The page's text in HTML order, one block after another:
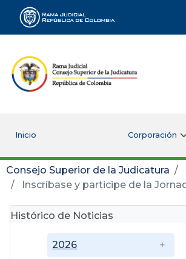
Rama Judicial
Inicio Corporación
Consejo Superior de la Judicatura
Inscríbase y participe de la
Histórico de Noticias
2026